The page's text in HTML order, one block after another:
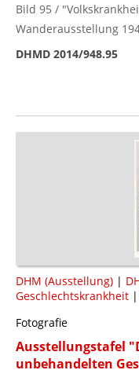
Bild 95 /
Wanderausstellung
DHMD 2014/948.95
DHM (Ausstellung) |
Geschlechtskrankheit |
Fotografie
Ausstellungstafel
unbehandelten